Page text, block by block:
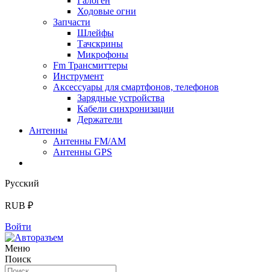
Ходовые огни
Запчасти
Шлейфы
Тачскрины
Микрофоны
Fm Трансмиттеры
Инструмент
Аксессуары для смартфонов, телефонов
Зарядные устройства
Кабели синхронизации
Держатели
Антенны
Антенны FM/AM
Антенны GPS
Русский
RUB ₽
Войти
Меню
Поиск